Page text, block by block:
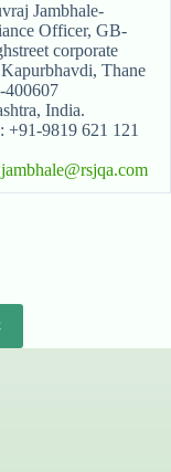
Jambhale-
Officer, GB-
corporate
Thane
400607
India.
+91-9819 621 121